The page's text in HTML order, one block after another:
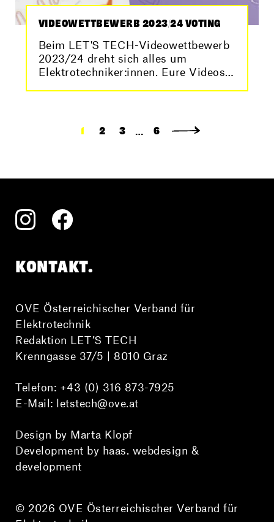
VIDEOWETTBEWERB 2023/24 VOTING
Beim LET'S TECH-Videowettbewerb
2023/24 dreht sich alles um
Elektrotechniker:innen. Eure Videos
1 2 3 … 6
KONTAKT.
OVE Österreichischer Verband für
Elektrotechnik
Redaktion LET’S TECH
Krenngasse 37/5 | 8010 Graz
Telefon: +43 (0) 316 873-7925
E-Mail: letstech@ove.at
Design by Marta Klopf
Development by haas. webdesign &
development
© 2026 OVE Österreichischer Verband für